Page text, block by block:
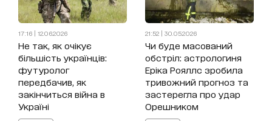
17:16 | 12.06.2026
Не так, як очікує
більшість українців:
футуролог
передбачив, як
закінчиться війна в
Україні
21:52 | 30.05.2026
Чи буде масований
обстріл: астрологиня
Еріка Рояллс зробила
тривожний прогноз та
застерегла про удар
Орешником